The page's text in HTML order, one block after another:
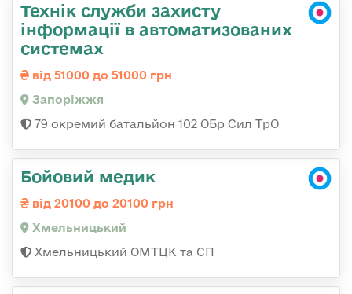
Технік служби захисту
інформації в автоматизованих
системах
від 51000 до 51000 грн
Запоріжжя
79 окремий батальйон 102 ОБр Сил ТрО
Бойовий медик
від 20100 до 20100 грн
Хмельницький
Хмельницький ОМТЦК та СП